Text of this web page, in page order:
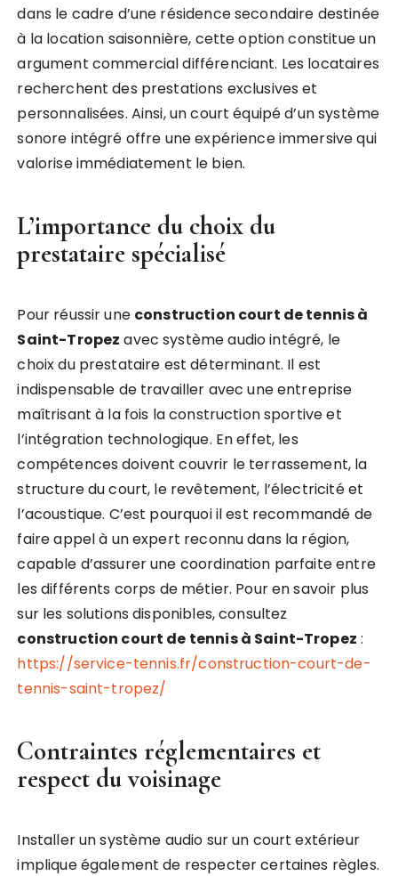
dans le cadre d’une résidence secondaire destinée
à la location saisonnière, cette option constitue un
argument commercial différenciant. Les locataires
recherchent des prestations exclusives et
personnalisées. Ainsi, un court équipé d’un système
sonore intégré offre une expérience immersive qui
valorise immédiatement le bien.
L’importance du choix du
prestataire spécialisé
Pour réussir une construction court de tennis à
Saint-Tropez avec système audio intégré, le
choix du prestataire est déterminant. Il est
indispensable de travailler avec une entreprise
maîtrisant à la fois la construction sportive et
l’intégration technologique. En effet, les
compétences doivent couvrir le terrassement, la
structure du court, le revêtement, l’électricité et
l’acoustique. C’est pourquoi il est recommandé de
faire appel à un expert reconnu dans la région,
capable d’assurer une coordination parfaite entre
les différents corps de métier. Pour en savoir plus
sur les solutions disponibles, consultez
construction court de tennis à Saint-Tropez :
https://service-tennis.fr/construction-court-de-
tennis-saint-tropez/
Contraintes réglementaires et
respect du voisinage
Installer un système audio sur un court extérieur
implique également de respecter certaines règles.